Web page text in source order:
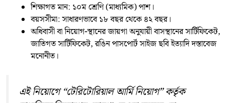
শিক্ষাগত মান: ১০ম শ্রেণি (মাধ্যমিক) পাশ।
বয়সসীমা: সাধারণভাবে ১৮ বছর থেকে ৪২ বছর।
অধিবাসী বা নিয়োগ-স্থানের জায়গা অনুযায়ী বাসস্থানের সার্টিফিকেট,
জাতিগত সার্টিফিকেট, রঙিন পাসপোর্ট সাইজ ছবি ইত্যাদি দস্তাবেজ
মনোনীত।
এই নিয়োগে “টেরিটোরিয়াল আর্মি নিয়োগ” কর্তৃক